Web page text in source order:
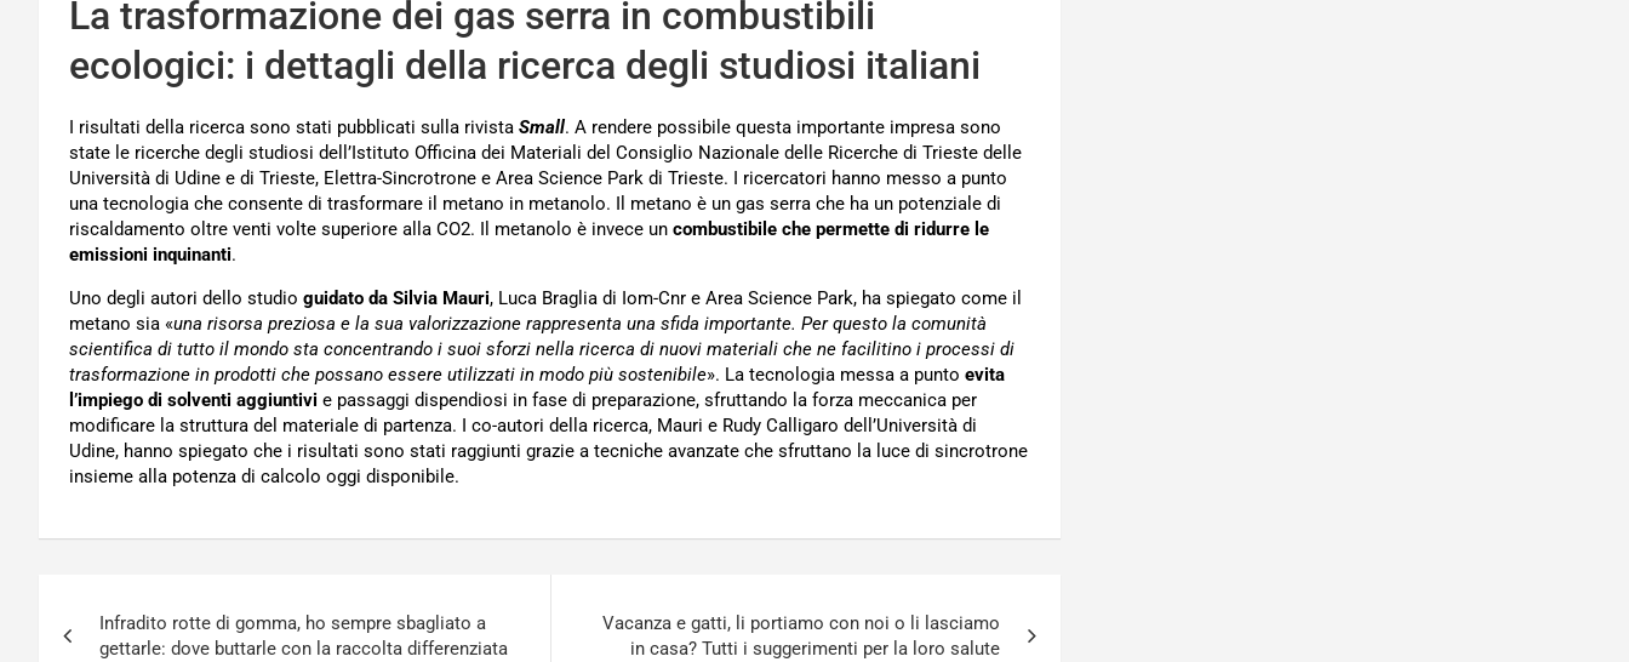
La trasformazione dei gas serra in combustibili
ecologici: i dettagli della ricerca degli studiosi italiani
I risultati della ricerca sono stati pubblicati sulla rivista Small. A rendere possibile questa importante impresa sono
state le ricerche degli studiosi dell’Istituto Officina dei Materiali del Consiglio Nazionale delle Ricerche di Trieste delle
Università di Udine e di Trieste, Elettra-Sincrotrone e Area Science Park di Trieste. I ricercatori hanno messo a punto
una tecnologia che consente di trasformare il metano in metanolo. Il metano è un gas serra che ha un potenziale di
riscaldamento oltre venti volte superiore alla CO2. Il metanolo è invece un combustibile che permette di ridurre le
emissioni inquinanti.
Uno degli autori dello studio guidato da Silvia Mauri, Luca Braglia di Iom-Cnr e Area Science Park, ha spiegato come il
metano sia «una risorsa preziosa e la sua valorizzazione rappresenta una sfida importante. Per questo la comunità
scientifica di tutto il mondo sta concentrando i suoi sforzi nella ricerca di nuovi materiali che ne facilitino i processi di
trasformazione in prodotti che possano essere utilizzati in modo più sostenibile». La tecnologia messa a punto evita
l’impiego di solventi aggiuntivi e passaggi dispendiosi in fase di preparazione, sfruttando la forza meccanica per
modificare la struttura del materiale di partenza. I co-autori della ricerca, Mauri e Rudy Calligaro dell’Università di
Udine, hanno spiegato che i risultati sono stati raggiunti grazie a tecniche avanzate che sfruttano la luce di sincrotrone
insieme alla potenza di calcolo oggi disponibile.
articoli
Infradito rotte di gomma, ho sempre sbagliato a
gettarle: dove buttarle con la raccolta differenziata
Vacanza e gatti, li portiamo con noi o li lasciamo
in casa? Tutti i suggerimenti per la loro salute